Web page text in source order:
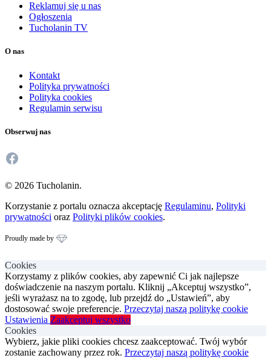
Reklamuj się u nas
Ogłoszenia
Tucholanin TV
O nas
Kontakt
Polityka prywatności
Polityka cookies
Regulamin serwisu
Obserwuj nas
Facebook
© 2026 Tucholanin.
Korzystanie z portalu oznacza akceptację Regulaminu, Polityki
prywatności oraz Polityki plików cookies.
Proudly made by
Cookies
Korzystamy z plików cookies, aby zapewnić Ci jak najlepsze
doświadczenie na naszym portalu. Kliknij „Akceptuj wszystko”,
jeśli wyrażasz na to zgodę, lub przejdź do „Ustawień”, aby
dostosować swoje preferencje. Przeczytaj naszą politykę cookie
Ustawienia Zaakceptuj wszystko
Cookies
Wybierz, jakie pliki cookies chcesz zaakceptować. Twój wybór
zostanie zachowany przez rok. Przeczytaj naszą politykę cookie